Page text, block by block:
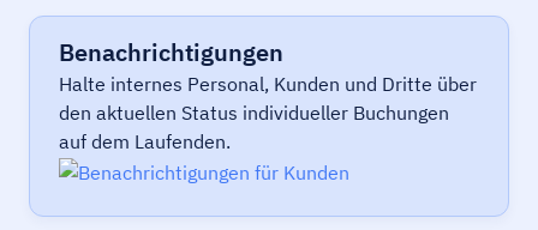
Benachrichtigungen
Halte internes Personal, Kunden und Dritte über
den aktuellen Status individueller Buchungen
auf dem Laufenden.